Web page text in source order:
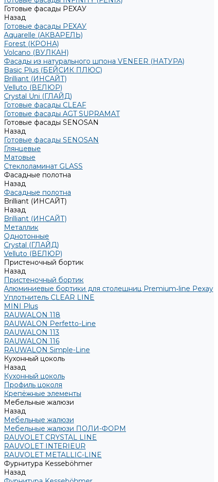
Готовые фасады РЕХАУ
Назад
Готовые фасады РЕХАУ
Aquarelle (АКВАРЕЛЬ)
Forest (КРОНА)
Volcano (ВУЛКАН)
Фасады из натурального шпона VENEER (НАТУРА)
Basic Plus (БЕЙСИК ПЛЮС)
Brilliant (ИНСАЙТ)
Velluto (ВЕЛЮР)
Crystal Uni (ГЛАЙД)
Готовые фасады CLEAF
Готовые фасады AGT SUPRAMAT
Готовые фасады SENOSAN
Назад
Готовые фасады SENOSAN
Глянцевые
Матовые
Стеклоламинат GLASS
Фасадные полотна
Назад
Фасадные полотна
Brilliant (ИНСАЙТ)
Назад
Brilliant (ИНСАЙТ)
Металлик
Однотонные
Crystal (ГЛАЙД)
Velluto (ВЕЛЮР)
Пристеночный бортик
Назад
Пристеночный бортик
Алюминиевые бортики для столешниц Premium‑line Рехау
Уплотнитель CLEAR LINE
MINI Plus
RAUWALON 118
RAUWALON Perfetto-Line
RAUWALON 113
RAUWALON 116
RAUWALON Simple-Line
Кухонный цоколь
Назад
Кухонный цоколь
Профиль цоколя
Крепёжные элементы
Мебельные жалюзи
Назад
Мебельные жалюзи
Мебельные жалюзи ПОЛИ-ФОРМ
RAUVOLET CRYSTAL LINE
RAUVOLET INTERIEUR
RAUVOLET METALLIC-LINE
Фурнитура Kesseböhmer
Назад